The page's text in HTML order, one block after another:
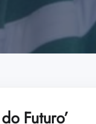
Futuro’